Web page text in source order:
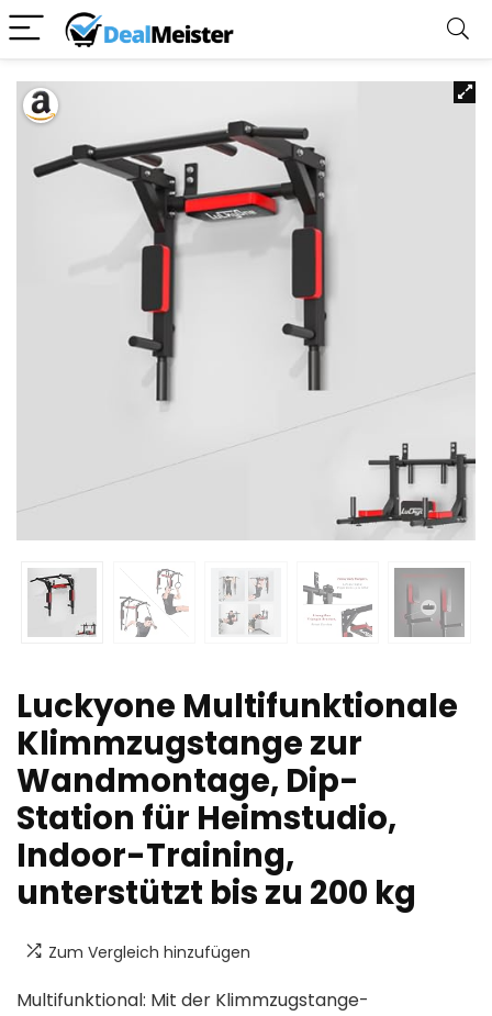
Luckyone Multifunktionale
Klimmzugstange zur
Wandmontage, Dip-
Station für Heimstudio,
Indoor-Training,
unterstützt bis zu 200 kg
Zum Vergleich hinzufügen
Multifunktional: Mit der Klimmzugstange-